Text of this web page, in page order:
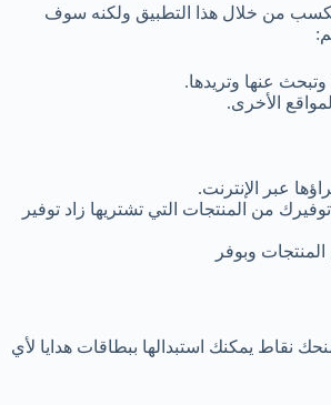
تكسب من خلال هذا التطبيق ولكنه سوف
عنها وتريدها.
الأخرى.
عبر الإنترنت.
من المنتجات التي تشتريها زاد توفير
وبوفر
نقاط يمكنك استبدالها ببطاقات هدايا لأي